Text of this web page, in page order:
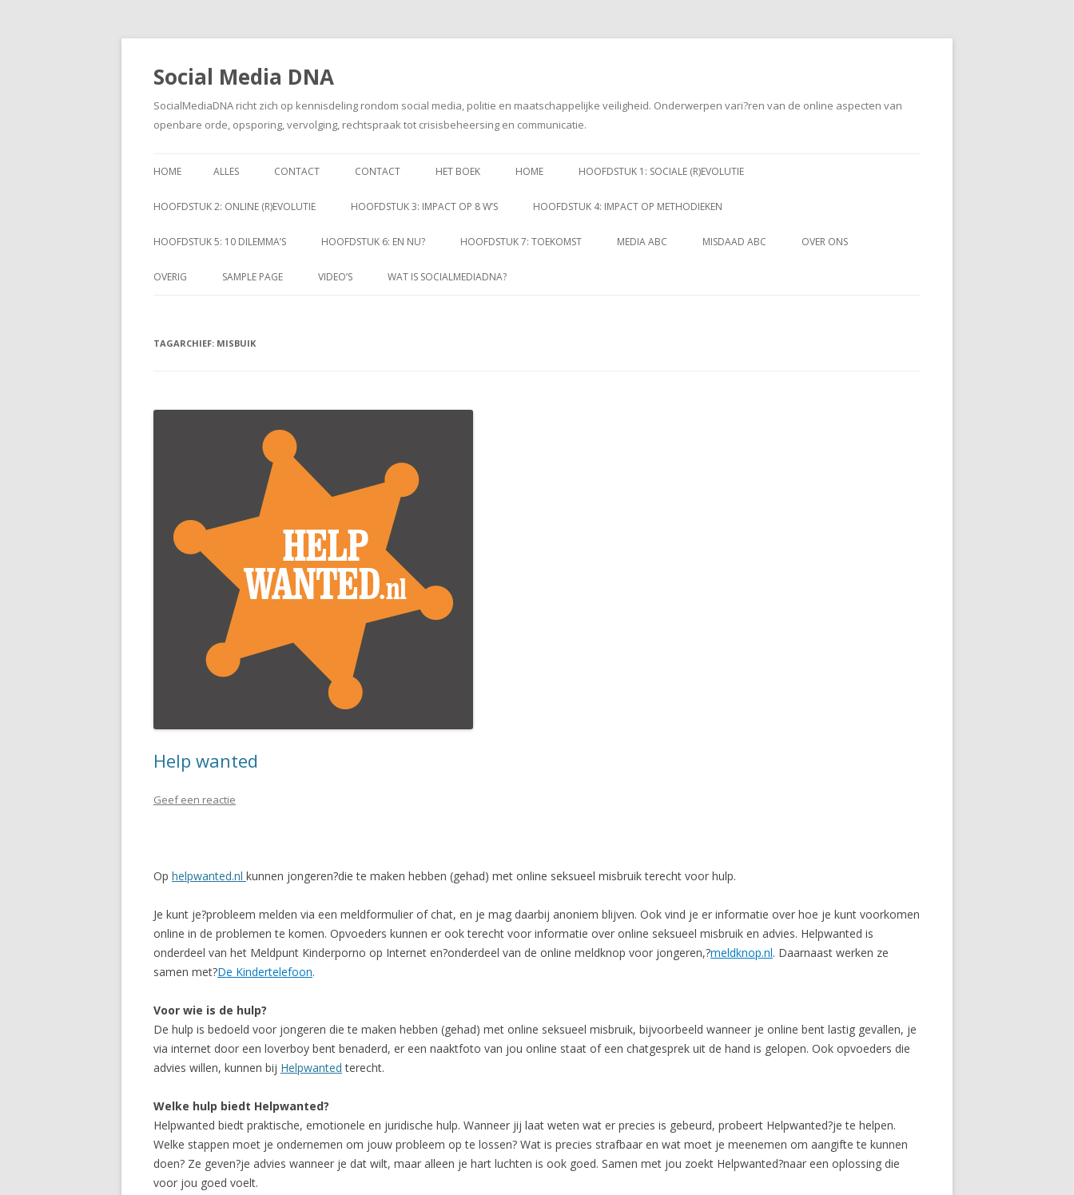
Social Media DNA
SocialMediaDNA richt zich op kennisdeling rondom social media, politie en maatschappelijke veiligheid. Onderwerpen vari?ren van de online aspecten van
openbare orde, opsporing, vervolging, rechtspraak tot crisisbeheersing en communicatie.
naar
HOME ALLES CONTACT CONTACT HET BOEK HOME HOOFDSTUK 1: SOCIALE (R)EVOLUTIE
HOOFDSTUK 2: ONLINE (R)EVOLUTIE HOOFDSTUK 3: IMPACT OP 8 W’S HOOFDSTUK 4: IMPACT OP METHODIEKEN
HOOFDSTUK 5: 10 DILEMMA’S HOOFDSTUK 6: EN NU? HOOFDSTUK 7: TOEKOMST MEDIA ABC MISDAAD ABC OVER ONS
OVERIG SAMPLE PAGE VIDEO’S WAT IS SOCIALMEDIADNA?
TAGARCHIEF: MISBUIK
Help wanted
Geef een reactie
Op helpwanted.nl kunnen jongeren?die te maken hebben (gehad) met online seksueel misbruik terecht voor hulp.
Je kunt je?probleem melden via een meldformulier of chat, en je mag daarbij anoniem blijven. Ook vind je er informatie over hoe je kunt voorkomen
online in de problemen te komen. Opvoeders kunnen er ook terecht voor informatie over online seksueel misbruik en advies. Helpwanted is
onderdeel van het Meldpunt Kinderporno op Internet en?onderdeel van de online meldknop voor jongeren,?meldknop.nl. Daarnaast werken ze
samen met?De Kindertelefoon.
Voor wie is de hulp?
De hulp is bedoeld voor jongeren die te maken hebben (gehad) met online seksueel misbruik, bijvoorbeeld wanneer je online bent lastig gevallen, je
via internet door een loverboy bent benaderd, er een naaktfoto van jou online staat of een chatgesprek uit de hand is gelopen. Ook opvoeders die
advies willen, kunnen bij Helpwanted terecht.
Welke hulp biedt Helpwanted?
Helpwanted biedt praktische, emotionele en juridische hulp. Wanneer jij laat weten wat er precies is gebeurd, probeert Helpwanted?je te helpen.
Welke stappen moet je ondernemen om jouw probleem op te lossen? Wat is precies strafbaar en wat moet je meenemen om aangifte te kunnen
doen? Ze geven?je advies wanneer je dat wilt, maar alleen je hart luchten is ook goed. Samen met jou zoekt Helpwanted?naar een oplossing die
voor jou goed voelt.